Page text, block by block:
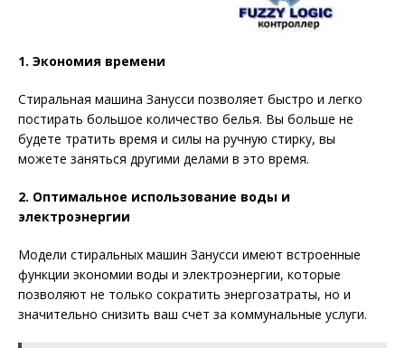
1. Экономия времени
Стиральная машина Занусси позволяет быстро и легко
постирать большое количество белья. Вы больше не
будете тратить время и силы на ручную стирку, вы
можете заняться другими делами в это время.
2. Оптимальное использование воды и
электроэнергии
Модели стиральных машин Занусси имеют встроенные
функции экономии воды и электроэнергии, которые
позволяют не только сократить энергозатраты, но и
значительно снизить ваш счет за коммунальные услуги.